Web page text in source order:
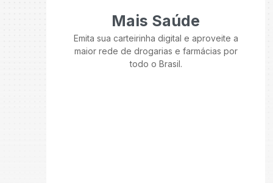
Mais Saúde
Emita sua carteirinha digital e aproveite a
maior rede de drogarias e farmácias por
todo o Brasil.